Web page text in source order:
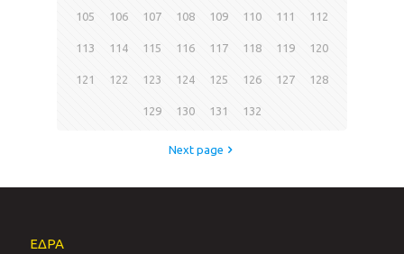
105 106 107 108 109 110 111 112
113 114 115 116 117 118 119 120
121 122 123 124 125 126 127 128
129 130 131 132
Next page
ΕΔΡΑ